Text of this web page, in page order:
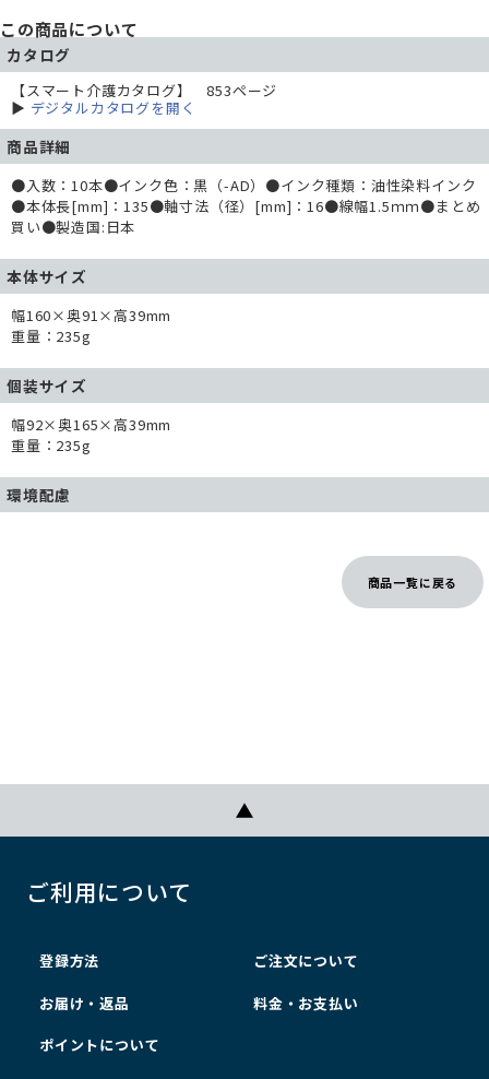
この商品について
カタログ
【スマート介護カタログ】 853ページ
▶ デジタルカタログを開く
商品詳細
●入数：10本●インク色：黒（-AD）●インク種類：油性染料インク
●本体長[mm]：135●軸寸法（径）[mm]：16●線幅1.5ｍｍ●まとめ
買い●製造国:日本
本体サイズ
幅160×奥91×高39mm
重量：235g
個装サイズ
幅92×奥165×高39mm
重量：235g
環境配慮
商品一覧に戻る
ご利用について
登録方法 ご注文について
お届け・返品 料金・お支払い
ポイントについて